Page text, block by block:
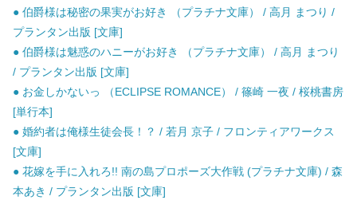
● 伯爵様は秘密の果実がお好き （プラチナ文庫） / 高月 まつり /
プランタン出版 [文庫]
● 伯爵様は魅惑のハニーがお好き （プラチナ文庫） / 高月 まつり
/ プランタン出版 [文庫]
● お金しかないっ （ECLIPSE ROMANCE） / 篠崎 一夜 / 桜桃書房
[単行本]
● 婚約者は俺様生徒会長！？ / 若月 京子 / フロンティアワークス
[文庫]
● 花嫁を手に入れろ!! 南の島プロポーズ大作戦 (プラチナ文庫) / 森
本あき / プランタン出版 [文庫]